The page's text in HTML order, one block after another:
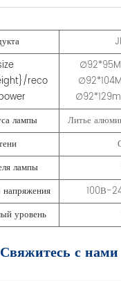
reco
лампы
Литье
лампы
напряжения
100В-
уровень
Свяжитесь с нами